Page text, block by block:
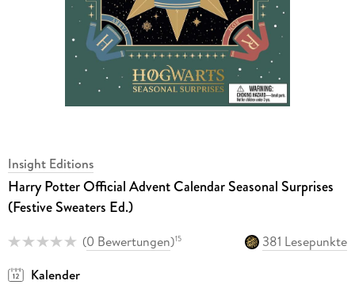
Insight Editions
Harry Potter Official Advent Calendar Seasonal Surprises
(Festive Sweaters Ed.)
(0 Bewertungen)15
381 Lesepunkte
Kalender